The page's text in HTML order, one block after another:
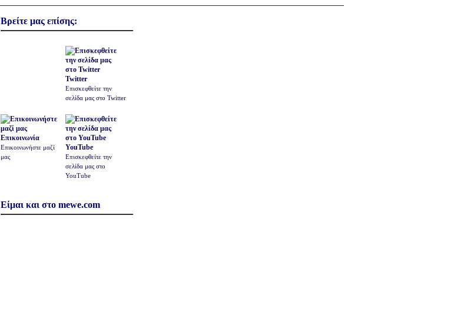
Βρείτε μας επίσης:
Twitter
Επισκεφθείτε την
σελίδα μας στο Twitter
Επικοινωνία
Επικοινωνήστε μαζί
μας
YouTube
Επισκεφθείτε την
σελίδα μας στο
YouTube
Είμαι και στο mewe.com